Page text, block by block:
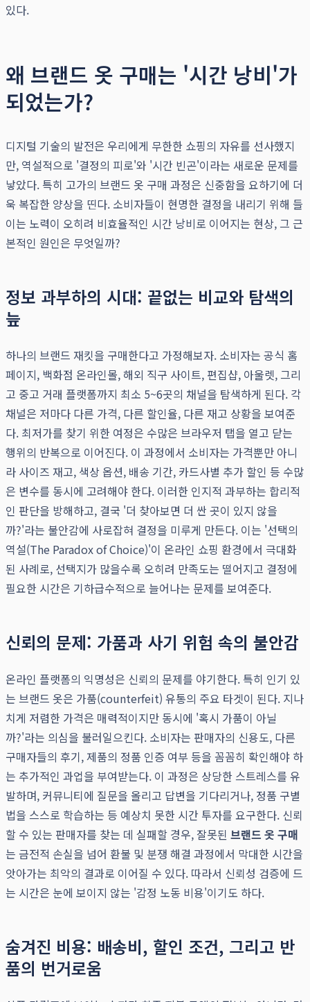
있다.
왜 브랜드 옷 구매는 '시간 낭비'가
되었는가?
디지털 기술의 발전은 우리에게 무한한 쇼핑의 자유를 선사했지
만, 역설적으로 '결정의 피로'와 '시간 빈곤'이라는 새로운 문제를
낳았다. 특히 고가의 브랜드 옷 구매 과정은 신중함을 요하기에 더
욱 복잡한 양상을 띤다. 소비자들이 현명한 결정을 내리기 위해 들
이는 노력이 오히려 비효율적인 시간 낭비로 이어지는 현상, 그 근
본적인 원인은 무엇일까?
정보 과부하의 시대: 끝없는 비교와 탐색의
늪
하나의 브랜드 재킷을 구매한다고 가정해보자. 소비자는 공식 홈
페이지, 백화점 온라인몰, 해외 직구 사이트, 편집샵, 아울렛, 그리
고 중고 거래 플랫폼까지 최소 5~6곳의 채널을 탐색하게 된다. 각
채널은 저마다 다른 가격, 다른 할인율, 다른 재고 상황을 보여준
다. 최저가를 찾기 위한 여정은 수많은 브라우저 탭을 열고 닫는
행위의 반복으로 이어진다. 이 과정에서 소비자는 가격뿐만 아니
라 사이즈 재고, 색상 옵션, 배송 기간, 카드사별 추가 할인 등 수많
은 변수를 동시에 고려해야 한다. 이러한 인지적 과부하는 합리적
인 판단을 방해하고, 결국 '더 찾아보면 더 싼 곳이 있지 않을
까?'라는 불안감에 사로잡혀 결정을 미루게 만든다. 이는 '선택의
역설(The Paradox of Choice)'이 온라인 쇼핑 환경에서 극대화
된 사례로, 선택지가 많을수록 오히려 만족도는 떨어지고 결정에
필요한 시간은 기하급수적으로 늘어나는 문제를 보여준다.
신뢰의 문제: 가품과 사기 위험 속의 불안감
온라인 플랫폼의 익명성은 신뢰의 문제를 야기한다. 특히 인기 있
는 브랜드 옷은 가품(counterfeit) 유통의 주요 타겟이 된다. 지나
치게 저렴한 가격은 매력적이지만 동시에 '혹시 가품이 아닐
까?'라는 의심을 불러일으킨다. 소비자는 판매자의 신용도, 다른
구매자들의 후기, 제품의 정품 인증 여부 등을 꼼꼼히 확인해야 하
는 추가적인 과업을 부여받는다. 이 과정은 상당한 스트레스를 유
발하며, 커뮤니티에 질문을 올리고 답변을 기다리거나, 정품 구별
법을 스스로 학습하는 등 예상치 못한 시간 투자를 요구한다. 신뢰
할 수 있는 판매자를 찾는 데 실패할 경우, 잘못된 브랜드 옷 구매
는 금전적 손실을 넘어 환불 및 분쟁 해결 과정에서 막대한 시간을
앗아가는 최악의 결과로 이어질 수 있다. 따라서 신뢰성 검증에 드
는 시간은 눈에 보이지 않는 '감정 노동 비용'이기도 하다.
숨겨진 비용: 배송비, 할인 조건, 그리고 반
품의 번거로움